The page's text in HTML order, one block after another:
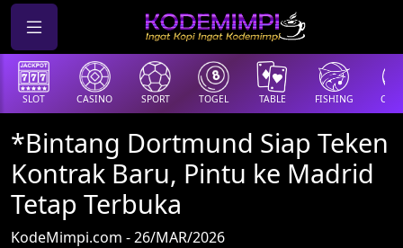
SLOT CASINO SPORT TOGEL TABLE FISHING
*Bintang Dortmund Siap Teken
Kontrak Baru, Pintu ke Madrid
Tetap Terbuka
KodeMimpi.com - 26/MAR/2026